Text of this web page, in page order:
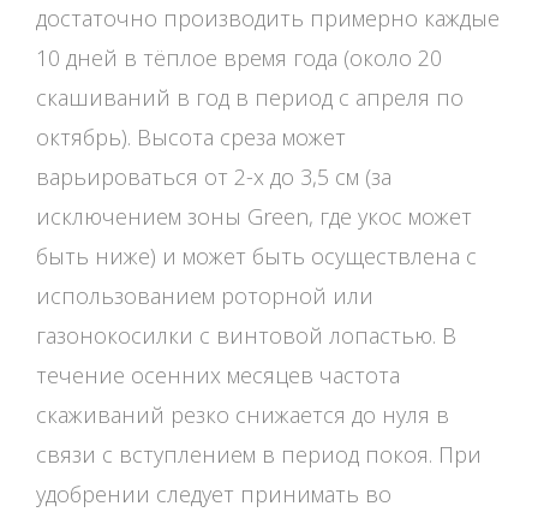
достаточно производить примерно каждые
10 дней в тёплое время года (около 20
скашиваний в год в период с апреля по
октябрь). Высота среза может
варьироваться от 2-х до 3,5 см (за
исключением зоны Green, где укос может
быть ниже) и может быть осуществлена с
использованием роторной или
газонокосилки с винтовой лопастью. В
течение осенних месяцев частота
скаживаний резко снижается до нуля в
связи с вступлением в период покоя. При
удобрении следует принимать во